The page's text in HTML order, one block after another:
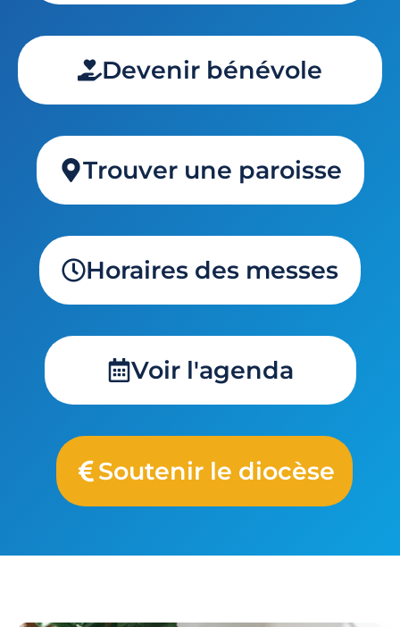
Devenir bénévole
Trouver une paroisse
Horaires des messes
Voir l'agenda
Soutenir le diocèse